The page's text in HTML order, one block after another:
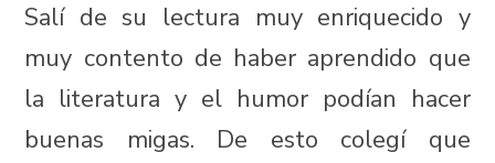
Salí de su lectura muy enriquecido y
muy contento de haber aprendido que
la literatura y el humor podían hacer
buenas migas. De esto colegí que